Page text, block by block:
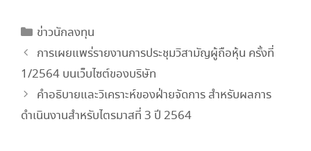
ข่าวนักลงทุน
การเผยแพร่รายงานการประชุมวิสามัญผู้ถือหุ้น ครั้งที่
1/2564 บนเว็บไซต์ของบริษัท
คำอธิบายและวิเคราะห์ของฝ่ายจัดการ สำหรับผลการ
ดำเนินงานสำหรับไตรมาสที่ 3 ปี 2564